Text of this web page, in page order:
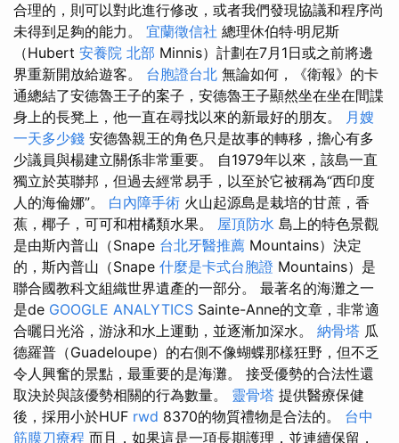
合理的，則可以對此進行修改，或者我們發現協議和程序尚
未得到足夠的能力。 宜蘭徵信社 總理休伯特·明尼斯
（Hubert 安養院 北部 Minnis）計劃在7月1日或之前將邊
界重新開放給遊客。 台胞證台北 無論如何，《衛報》的卡
通總結了安德魯王子的案子，安德魯王子顯然坐在坐在間諜
身上的長凳上，他一直在尋找以來的新最好的朋友。 月嫂
一天多少錢 安德魯親王的角色只是故事的轉移，擔心有多
少議員與楊建立關係非常重要。 自1979年以來，該島一直
獨立於英聯邦，但過去經常易手，以至於它被稱為“西印度
人的海倫娜”。 白內障手術 火山起源島是栽培的甘蔗，香
蕉，椰子，可可和柑橘類水果。 屋頂防水 島上的特色景觀
是由斯內普山（Snape 台北牙醫推薦 Mountains）決定
的，斯內普山（Snape 什麼是卡式台胞證 Mountains）是
聯合國教科文組織世界遺產的一部分。 最著名的海灘之一
是de GOOGLE ANALYTICS Sainte-Anne的文章，非常適
合曬日光浴，游泳和水上運動，並逐漸加深水。 納骨塔 瓜
德羅普（Guadeloupe）的右側不像蝴蝶那樣狂野，但不乏
令人興奮的景點，最重要的是海灘。 接受優勢的合法性還
取決於與該優勢相關的行為數量。 靈骨塔 提供醫療保健
後，採用小於HUF rwd 8370的物質禮物是合法的。 台中
筋膜刀療程 而且，如果這是一項長期護理，並連續保留，